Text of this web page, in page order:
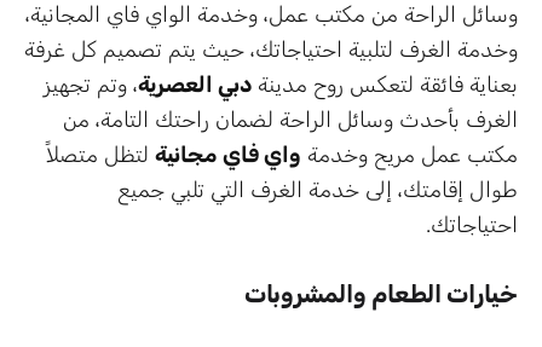
وسائل الراحة من مكتب عمل، وخدمة الواي فاي المجانية،
وخدمة الغرف لتلبية احتياجاتك، حيث يتم تصميم كل غرفة
بعناية فائقة لتعكس روح مدينة دبي العصرية، وتم تجهيز
الغرف بأحدث وسائل الراحة لضمان راحتك التامة، من
مكتب عمل مريح وخدمة واي فاي مجانية لتظل متصلاً
طوال إقامتك، إلى خدمة الغرف التي تلبي جميع
احتياجاتك.
خيارات الطعام والمشروبات